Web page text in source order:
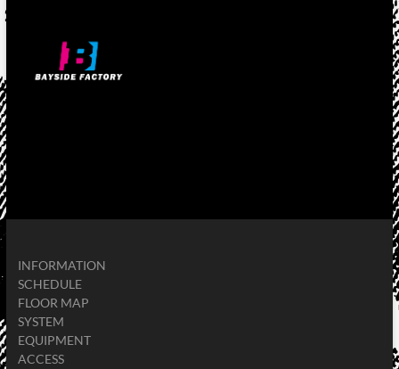
INFORMATION
SCHEDULE
FLOOR MAP
SYSTEM
EQUIPMENT
ACCESS